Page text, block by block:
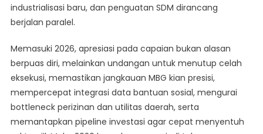
industrialisasi baru, dan penguatan SDM dirancang
berjalan paralel.
Memasuki 2026, apresiasi pada capaian bukan alasan
berpuas diri, melainkan undangan untuk menutup celah
eksekusi, memastikan jangkauan MBG kian presisi,
mempercepat integrasi data bantuan sosial, mengurai
bottleneck perizinan dan utilitas daerah, serta
memantapkan pipeline investasi agar cepat menyentuh